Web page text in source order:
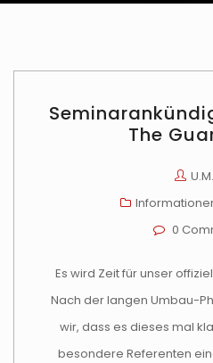
The
0
Es wird Zeit für unser
Nach der langen Umbau-
wir, dass es dieses mal
besondere Referenten